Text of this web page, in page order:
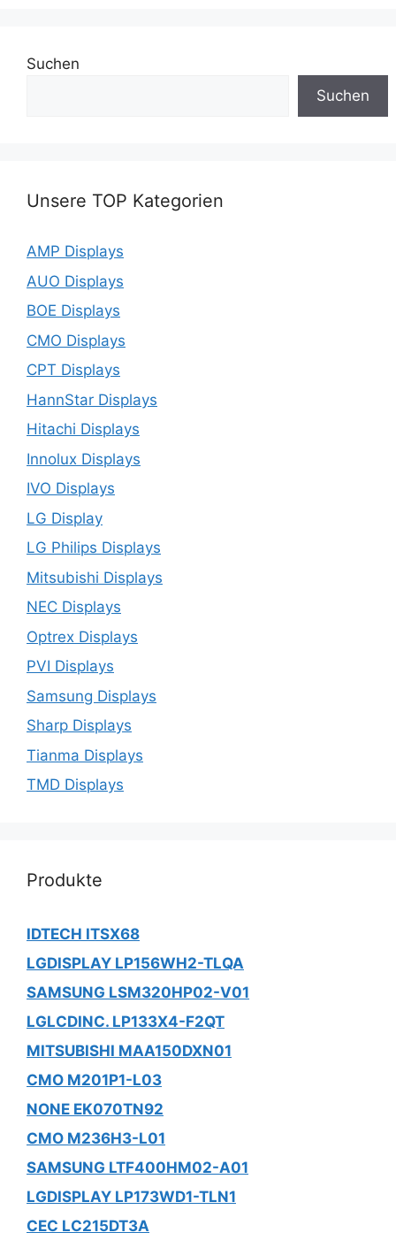
Suchen
Suchen
Unsere TOP Kategorien
AMP Displays
AUO Displays
BOE Displays
CMO Displays
CPT Displays
HannStar Displays
Hitachi Displays
Innolux Displays
IVO Displays
LG Display
LG Philips Displays
Mitsubishi Displays
NEC Displays
Optrex Displays
PVI Displays
Samsung Displays
Sharp Displays
Tianma Displays
TMD Displays
Produkte
IDTECH ITSX68
LGDISPLAY LP156WH2-TLQA
SAMSUNG LSM320HP02-V01
LGLCDINC. LP133X4-F2QT
MITSUBISHI MAA150DXN01
CMO M201P1-L03
NONE EK070TN92
CMO M236H3-L01
SAMSUNG LTF400HM02-A01
LGDISPLAY LP173WD1-TLN1
CEC LC215DT3A